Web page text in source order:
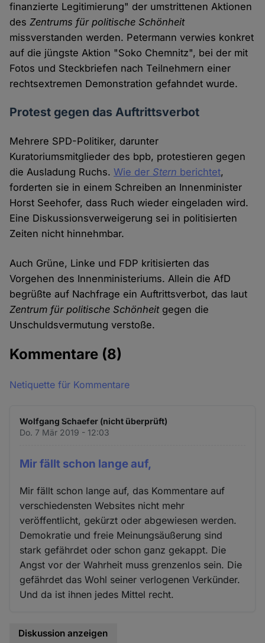
finanzierte Legitimierung" der umstrittenen Aktionen
desZentrums für politische Schönheit
missverstanden werden. Petermann verwies konkret
auf die jüngste Aktion "Soko Chemnitz", bei der mit
Fotos und Steckbriefen nach Teilnehmern einer
rechtsextremen Demonstration gefahndet wurde.
Protest gegen das Auftrittsverbot
Mehrere SPD-Politiker, darunter
Kuratoriumsmitglieder des bpb, protestieren gegen
die Ausladung Ruchs.Wie der Stern berichtet,
forderten sie in einem Schreiben an Innenminister
Horst Seehofer, dass Ruch wieder eingeladen wird.
Eine Diskussionsverweigerung sei in politisierten
Zeiten nicht hinnehmbar.
Auch Grüne, Linke und FDP kritisierten das
Vorgehen des Innenministeriums. Allein die AfD
begrüßte auf Nachfrage ein Auftrittsverbot, das laut
Zentrum für politische Schönheitgegen die
Unschuldsvermutung verstoße.
Kommentare (8)
Netiquette für Kommentare
Wolfgang Schaefer (nicht überprüft)
Do. 7 Mär 2019 - 12:03
Mir fällt schon lange auf,
Mir fällt schon lange auf, das Kommentare auf
verschiedensten Websites nicht mehr
veröffentlicht, gekürzt oder abgewiesen werden.
Demokratie und freie Meinungsäußerung sind
stark gefährdet oder schon ganz gekappt. Die
Angst vor der Wahrheit muss grenzenlos sein. Die
gefährdet das Wohl seiner verlogenen Verkünder.
Und da ist ihnen jedes Mittel recht.
Diskussion anzeigen